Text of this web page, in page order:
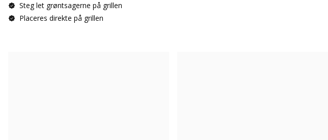
Steg let grøntsagerne på grillen
Placeres direkte på grillen